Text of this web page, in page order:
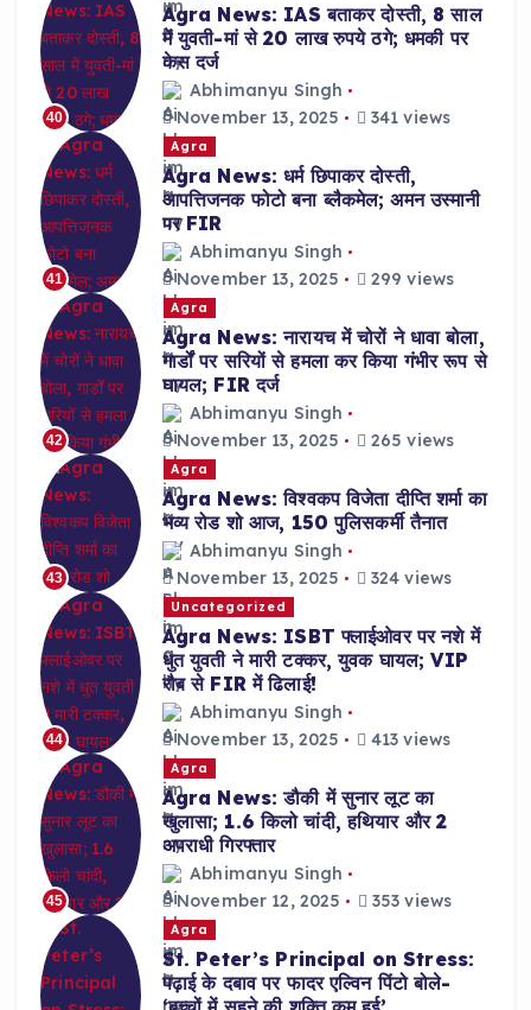
40
Agra News: IAS बताकर दोस्ती, 8 साल
में युवती-मां से 20 लाख रुपये ठगे; धमकी पर
केस दर्ज
Abhimanyu Singh
November 13, 2025
341 views
41
Agra
Agra News: धर्म छिपाकर दोस्ती,
आपत्तिजनक फोटो बना ब्लैकमेल; अमन उस्मानी
पर FIR
Abhimanyu Singh
November 13, 2025
299 views
42
Agra
Agra News: नारायच में चोरों ने धावा बोला,
गार्डों पर सरियों से हमला कर किया गंभीर रूप से
घायल; FIR दर्ज
Abhimanyu Singh
November 13, 2025
265 views
43
Agra
Agra News: विश्वकप विजेता दीप्ति शर्मा का
भव्य रोड शो आज, 150 पुलिसकर्मी तैनात
Abhimanyu Singh
November 13, 2025
324 views
44
Uncategorized
Agra News: ISBT फ्लाईओवर पर नशे में
धुत युवती ने मारी टक्कर, युवक घायल; VIP
रौब से FIR में ढिलाई!
Abhimanyu Singh
November 13, 2025
413 views
45
Agra
Agra News: डौकी में सुनार लूट का
खुलासा; 1.6 किलो चांदी, हथियार और 2
अपराधी गिरफ्तार
Abhimanyu Singh
November 12, 2025
353 views
Agra
St. Peter’s Principal on Stress:
पढ़ाई के दबाव पर फादर एल्विन पिंटो बोले-